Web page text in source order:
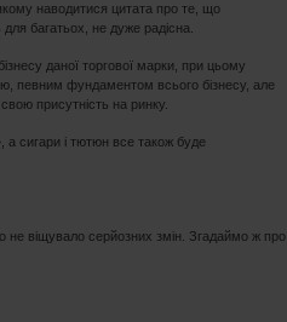
наводитися цитата про те, що
багатьох, не дуже радісна.
даної торгової марки, при цьому
певним фундаментом всього бізнесу, але
присутність на ринку.
а сигари і тютюн все також буде
не віщувало серйозних змін. Згадаймо ж про